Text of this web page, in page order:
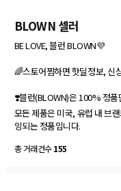
BLOWN 셀러
BE LOVE, 블런 BLOWN💜
🌈스토어찜하면 핫딜정보, 신
❣️블런(BLOWN)은 100% 정
모든 제품은 미국, 유럽 내 브
잉되는 정품입니다.
총 거래건수155